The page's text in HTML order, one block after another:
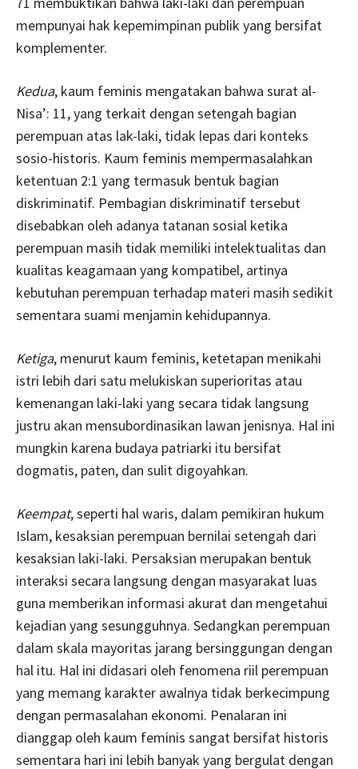
mempunyai hak kepemimpinan publik yang bersifat
komplementer.
Kedua, kaum feminis mengatakan bahwa surat al-
Nisa’: 11, yang terkait dengan setengah bagian
perempuan atas lak-laki, tidak lepas dari konteks
sosio-historis. Kaum feminis mempermasalahkan
ketentuan 2:1 yang termasuk bentuk bagian
diskriminatif. Pembagian diskriminatif tersebut
disebabkan oleh adanya tatanan sosial ketika
perempuan masih tidak memiliki intelektualitas dan
kualitas keagamaan yang kompatibel, artinya
kebutuhan perempuan terhadap materi masih sedikit
sementara suami menjamin kehidupannya.
Ketiga, menurut kaum feminis, ketetapan menikahi
istri lebih dari satu melukiskan superioritas atau
kemenangan laki-laki yang secara tidak langsung
justru akan mensubordinasikan lawan jenisnya. Hal ini
mungkin karena budaya patriarki itu bersifat
dogmatis, paten, dan sulit digoyahkan.
Keempat, seperti hal waris, dalam pemikiran hukum
Islam, kesaksian perempuan bernilai setengah dari
kesaksian laki-laki. Persaksian merupakan bentuk
interaksi secara langsung dengan masyarakat luas
guna memberikan informasi akurat dan mengetahui
kejadian yang sesungguhnya. Sedangkan perempuan
dalam skala mayoritas jarang bersinggungan dengan
hal itu. Hal ini didasari oleh fenomena riil perempuan
yang memang karakter awalnya tidak berkecimpung
dengan permasalahan ekonomi. Penalaran ini
dianggap oleh kaum feminis sangat bersifat historis
sementara hari ini lebih banyak yang bergulat dengan